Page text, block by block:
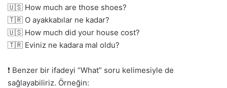
🇺🇸 How much are those shoes?
🇹🇷 O ayakkabılar ne kadar?
🇺🇸 How much did your house cost?
🇹🇷 Eviniz ne kadara mal oldu?
❗ Benzer bir ifadeyi “What” soru kelimesiyle de
sağlayabiliriz. Örneğin: